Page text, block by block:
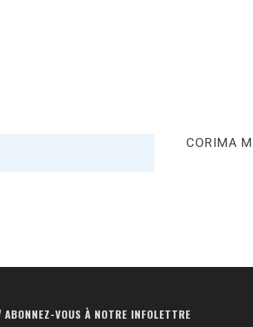
CORIMA
ABONNEZ-VOUS À NOTRE INFOLETTRE